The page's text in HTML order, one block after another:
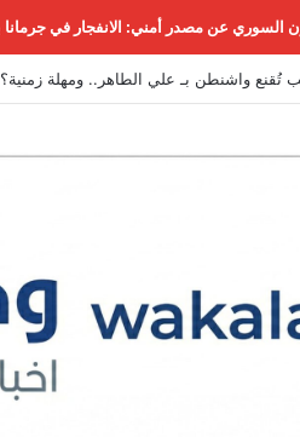
السوري عن مصدر أمني: الانفجار في
تُقنع واشنطن بـ علي الطاهر.. ومهلة